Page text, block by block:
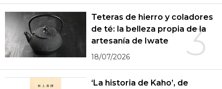
3
Teteras de hierro y coladores
de té: la belleza propia de la
artesanía de Iwate
18/07/2026
‘La historia de Kaho’, de